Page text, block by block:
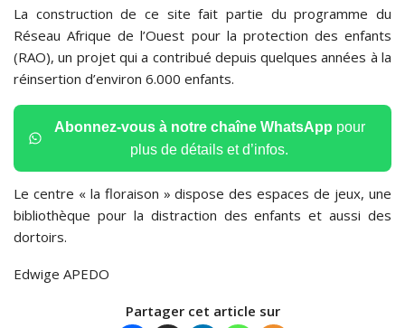
La construction de ce site fait partie du programme du
Réseau Afrique de l’Ouest pour la protection des enfants
(RAO), un projet qui a contribué depuis quelques années à la
réinsertion d’environ 6.000 enfants.
Abonnez-vous à notre chaîne WhatsApp pour
plus de détails et d’infos.
Le centre « la floraison » dispose des espaces de jeux, une
bibliothèque pour la distraction des enfants et aussi des
dortoirs.
Edwige APEDO
Partager cet article sur